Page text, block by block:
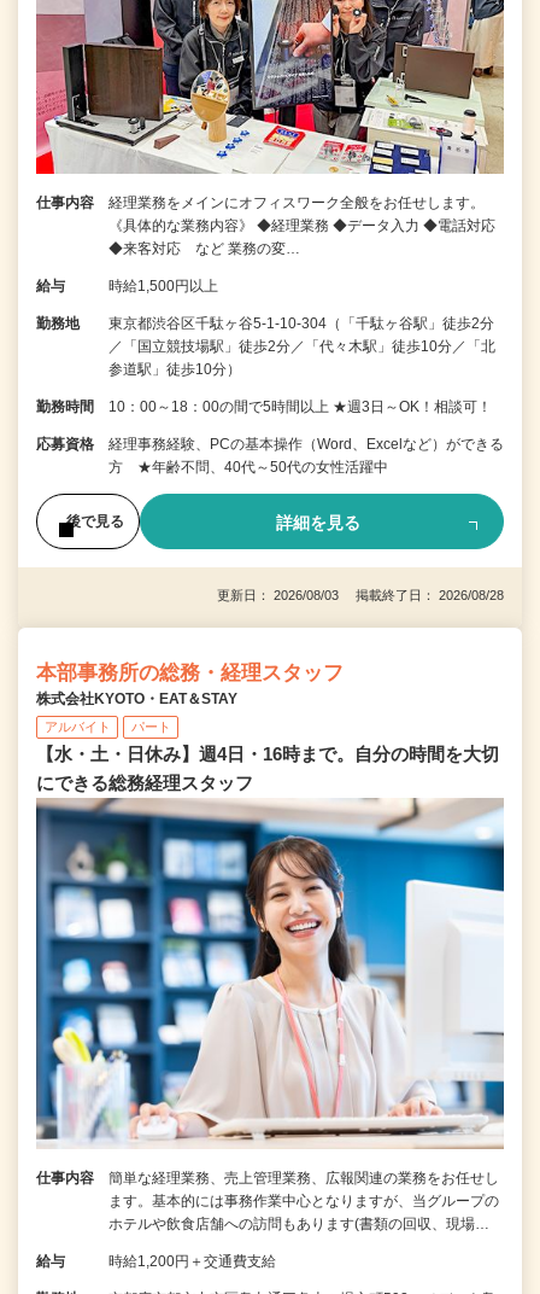
仕事内容
経理業務をメインにオフィスワーク全般をお任せします。
《具体的な業務内容》 ◆経理業務 ◆データ入力 ◆電話対応
◆来客対応 など 業務の変…
給与 時給1,500円以上
勤務地
東京都渋谷区千駄ヶ谷5-1-10-304（「千駄ヶ谷駅」徒歩2分
／「国立競技場駅」徒歩2分／「代々木駅」徒歩10分／「北
参道駅」徒歩10分）
勤務時間 10：00～18：00の間で5時間以上 ★週3日～OK！相談可！
応募資格
経理事務経験、PCの基本操作（Word、Excelなど）ができる
方 ★年齢不問、40代～50代の女性活躍中
後で見る 詳細を見る
更新日： 2026/08/03 掲載終了日： 2026/08/28
本部事務所の総務・経理スタッフ
株式会社KYOTO・EAT＆STAY
アルバイト パート
【水・土・日休み】週4日・16時まで。自分の時間を大切
にできる総務経理スタッフ
仕事内容
簡単な経理業務、売上管理業務、広報関連の業務をお任せし
ます。基本的には事務作業中心となりますが、当グループの
ホテルや飲食店舗への訪問もあります(書類の回収、現場…
給与 時給1,200円＋交通費支給